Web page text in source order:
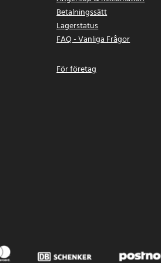
Betalningssätt
Lagerstatus
FAQ - Vanliga Frågor
För företag